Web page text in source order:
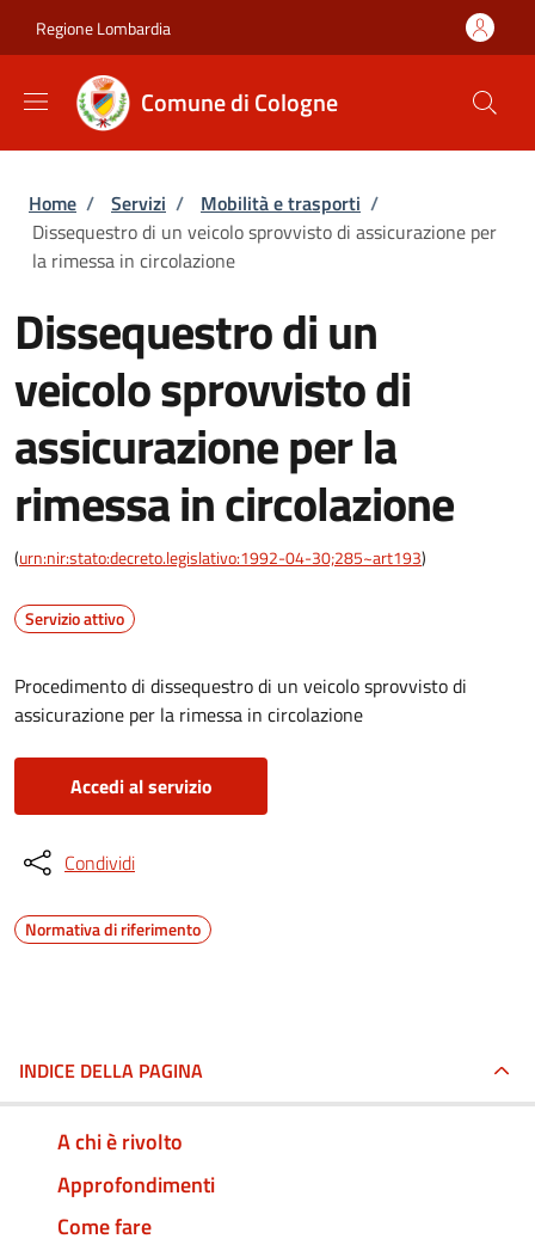
Regione Lombardia
Comune di Cologne
Briciole di pane
Home / Servizi / Mobilità e trasporti /
Dissequestro di un veicolo sprovvisto di assicurazione per
la rimessa in circolazione
Dissequestro di un
veicolo sprovvisto di
assicurazione per la
rimessa in circolazione
(urn:nir:stato:decreto.legislativo:1992-04-30;285~art193)
Servizio attivo
Procedimento di dissequestro di un veicolo sprovvisto di
assicurazione per la rimessa in circolazione
Accedi al servizio
Condividi
Normativa di riferimento
INDICE DELLA PAGINA
A chi è rivolto
Approfondimenti
Come fare